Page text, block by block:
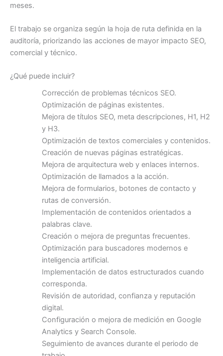
meses.
El trabajo se organiza según la hoja de ruta definida en la
auditoría, priorizando las acciones de mayor impacto SEO,
comercial y técnico.
¿Qué puede incluir?
Corrección de problemas técnicos SEO.
Optimización de páginas existentes.
Mejora de títulos SEO, meta descripciones, H1, H2
y H3.
Optimización de textos comerciales y contenidos.
Creación de nuevas páginas estratégicas.
Mejora de arquitectura web y enlaces internos.
Optimización de llamados a la acción.
Mejora de formularios, botones de contacto y
rutas de conversión.
Implementación de contenidos orientados a
palabras clave.
Creación o mejora de preguntas frecuentes.
Optimización para buscadores modernos e
inteligencia artificial.
Implementación de datos estructurados cuando
corresponda.
Revisión de autoridad, confianza y reputación
digital.
Configuración o mejora de medición en Google
Analytics y Search Console.
Seguimiento de avances durante el periodo de